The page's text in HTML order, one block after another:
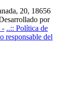
20, 18656
por
- ..:: Política de
responsable del